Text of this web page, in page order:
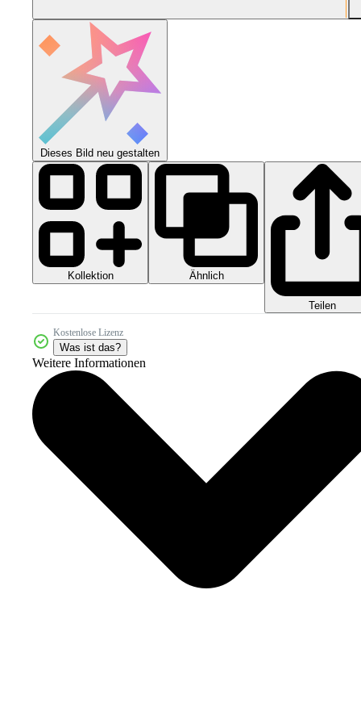
Dieses Bild neu gestalten
Kollektion Ähnlich
Teilen
Kostenlose Lizenz
Was ist das?
Weitere Informationen